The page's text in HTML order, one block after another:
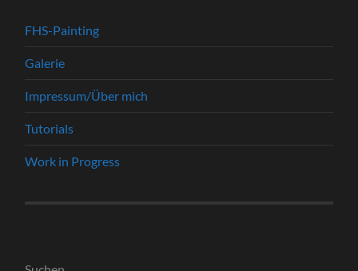
FHS-Painting
Galerie
Impressum/Über mich
Tutorials
Work in Progress